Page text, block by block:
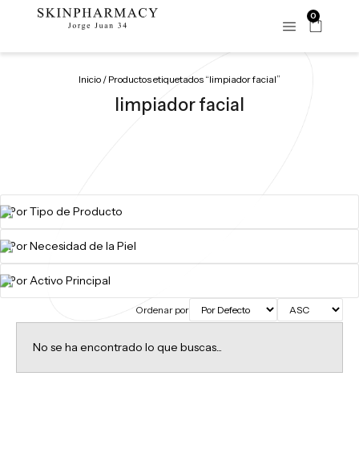
0
Inicio / Productos etiquetados “limpiador facial”
limpiador facial
Ordenar por
No se ha encontrado lo que buscas...